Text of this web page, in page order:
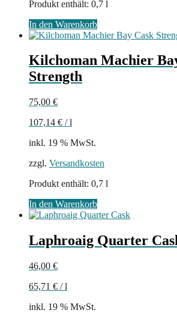
Produkt enthält: 0,7 l
In den Warenkorb
Kilchoman Machier
Strength
75,00 €
107,14 € /l
inkl. 19 % MwSt.
zzgl. Versandkosten
Produkt enthält: 0,7 l
In den Warenkorb
Laphroaig Quarter
46,00 €
65,71 € /l
inkl. 19 % MwSt.